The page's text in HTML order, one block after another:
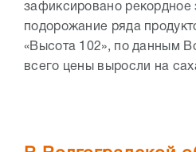
зафиксировано
подорожание ряда
«Высота 102», по данным
всего цены выросли на